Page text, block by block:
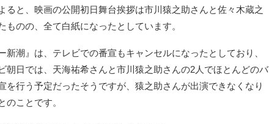
ると、映画の公開初日舞台挨拶は市川猿之助さんと佐々木蔵之
のの、全て白紙になったとしています。
新潮』は、テレビでの番宣もキャンセルになったとしており、
朝日では、天海祐希さんと市川猿之助さんの2人でほとんどのバ
を行う予定だったそうですが、猿之助さんが出演できなくなり
のことです。